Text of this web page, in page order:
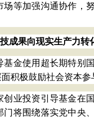
等加强沟通协作，
成果向现实生产力转
金使用超长期特别
积极鼓励社会资本参
业投资引导基金在
将围绕落实党中央